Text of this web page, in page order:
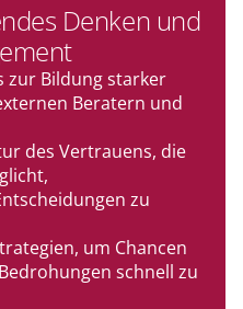
Denken und
zur Bildung starker
Beratern und
des Vertrauens, die
zu
um Chancen
schnell zu